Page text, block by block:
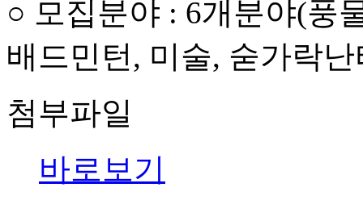
○ 모집분야 : 6개분야(풍
배드민턴, 미술, 숟가락
첨부파일
바로보기